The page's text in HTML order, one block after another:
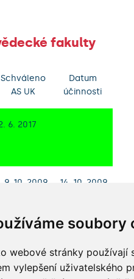
soubory
webové stránky používají
vylepšení uživatelského
fakulty
Schváleno
AS UK
Datum
účinnosti
6. 2017
9. 10. 2009 14. 10. 2009
2. 12. 2011 2. 12. 2011
7. 12. 2012 7. 12. 2012